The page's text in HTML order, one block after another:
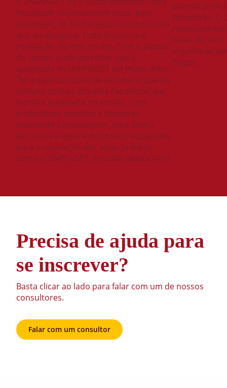
Faculdade relativamente nova, bem
localizada, de fácil acesso e com o curso
que eu desejava. Tudo favorecia a
realização do meu sonho. Com o passar
do tempo pude perceber que a
qualidade do UNIPIAGET vai muito além.
Ter a oportunidade de estudar o que eu
sempre sonhei, em uma Faculdade que
fornece qualidade no ensino, com
professores mestres e doutores
altamente competentes, uma ótima
estrutura e laboratórios bem equipados
para a realização das aulas práticas,
como o UNIPIAGET, é muito satisfatório!
demais
semestres. O
vidas, eu
orgulho de
Piaget.
Precisa de ajuda para
se inscrever?
Basta clicar ao lado para falar com um de nossos
consultores.
Falar com um consultor